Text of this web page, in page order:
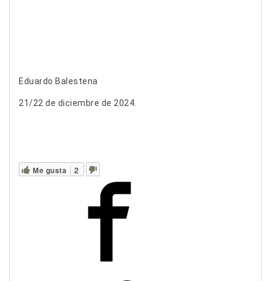
Eduardo Balestena
21/22 de diciembre de 2024.
Me gusta 2